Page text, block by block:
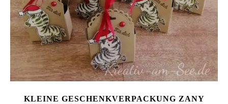
KLEINE GESCHENKVERPACKUNG ZANY